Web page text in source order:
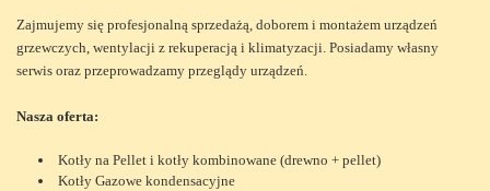
Zajmujemy się profesjonalną sprzedażą, doborem i montażem urządzeń
grzewczych, wentylacji z rekuperacją i klimatyzacji. Posiadamy własny
serwis oraz przeprowadzamy przeglądy urządzeń.
Nasza oferta:
Kotły na Pellet i kotły kombinowane (drewno + pellet)
Kotły Gazowe kondensacyjne